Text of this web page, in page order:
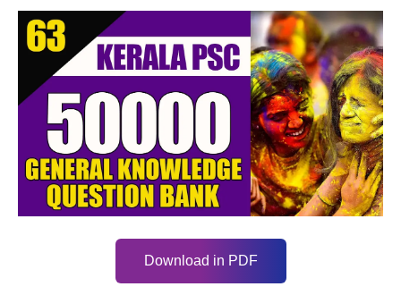
Download in PDF